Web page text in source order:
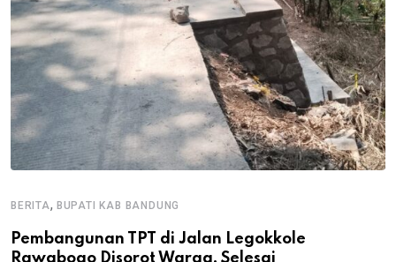
BERITA, BUPATI KAB BANDUNG
Pembangunan TPT di Jalan Legokkole
Rawabogo Disorot Warga, Selesai